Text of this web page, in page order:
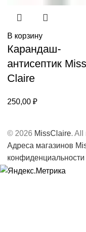
В корзину
Карандаш-
антисептик Miss
Claire
250,00 ₽
© 2026 MissClaire. All
Адреса магазинов
конфиденциальности